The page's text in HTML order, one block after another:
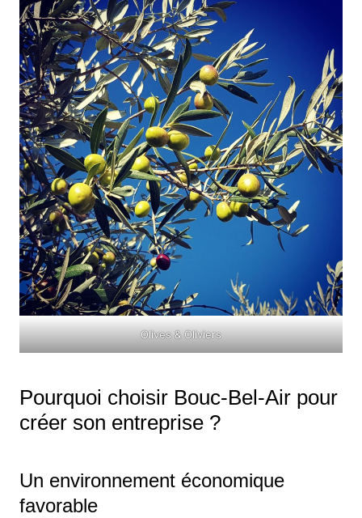
Olives & Oliviers
Pourquoi choisir Bouc-Bel-Air pour
créer son entreprise ?
Un environnement économique
favorable